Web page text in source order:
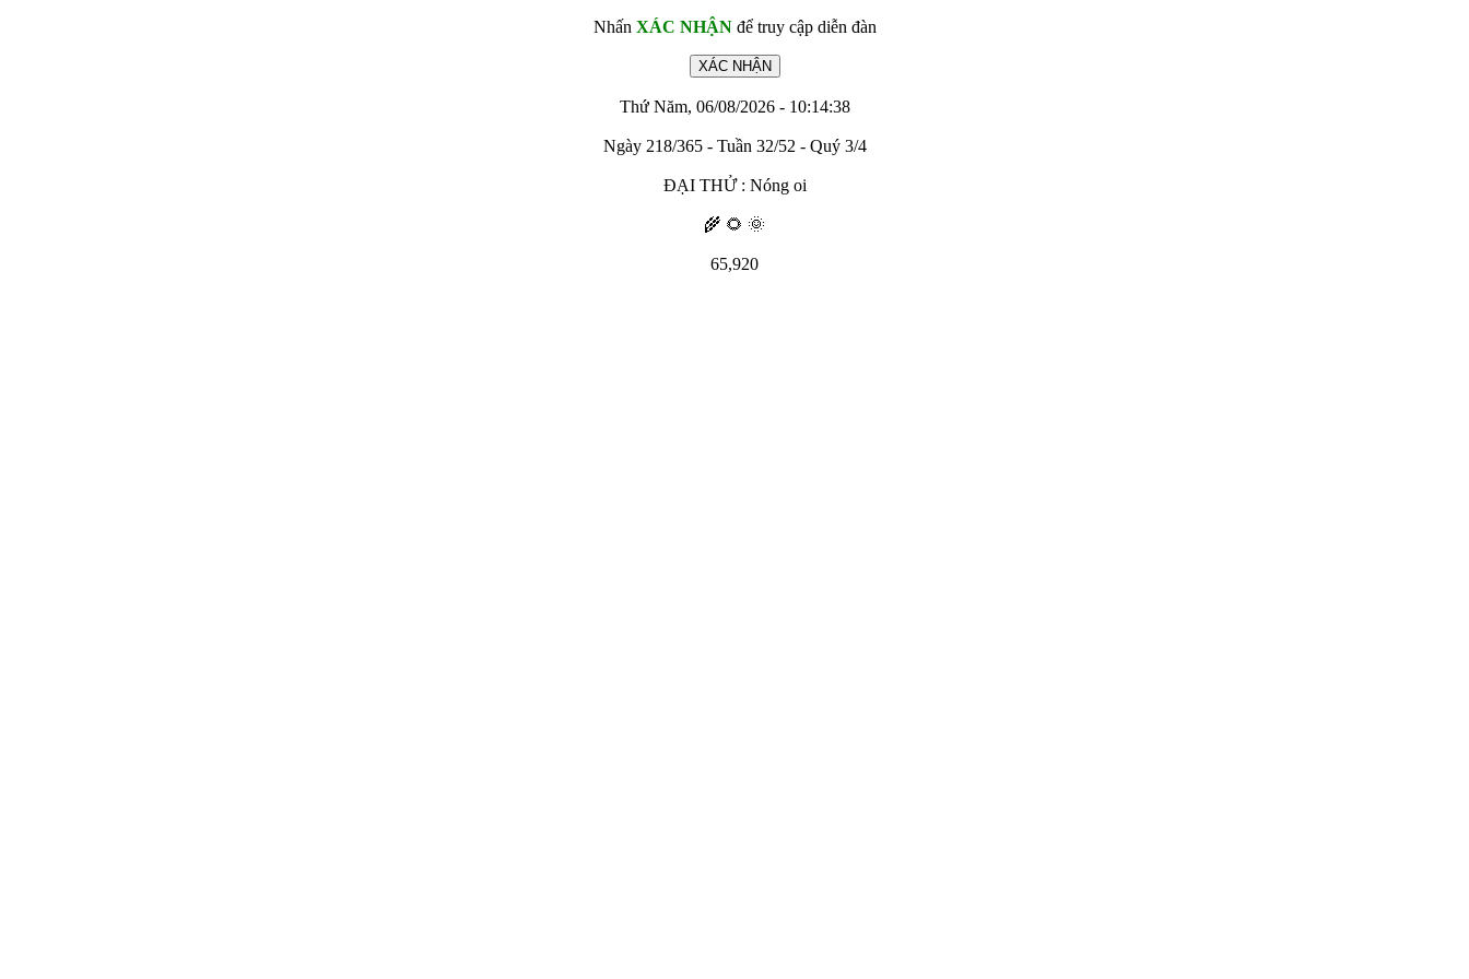
Nhấn XÁC NHẬNđể truy cập diễn đàn
Thứ Năm, 06/08/2026 - 10:14:38
Ngày 218/365 - Tuần 32/52 - Quý 3/4
ĐẠI THỬ : Nóng oi
🌾 🌻 🌞
65,920